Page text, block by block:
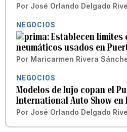
Por José Orlando Delgado
NEGOCIOS
Establecen límites
neumáticos usados en
Por Maricarmen Rivera
NEGOCIOS
Modelos de lujo copan el
International Auto Show en
Por José Orlando Delgado